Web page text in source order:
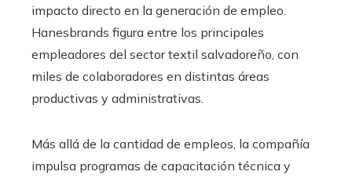
impacto directo en la generación de empleo.
Hanesbrands figura entre los principales
empleadores del sector textil salvadoreño, con
miles de colaboradores en distintas áreas
productivas y administrativas.
Más allá de la cantidad de empleos, la compañía
impulsa programas de capacitación técnica y